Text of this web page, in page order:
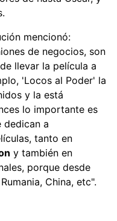
mencionó:
de negocios, son
llevar la película a
'Locos al Poder' la
y la está
lo importante es
dedican a
tanto en
y también en
porque desde
China, etc".